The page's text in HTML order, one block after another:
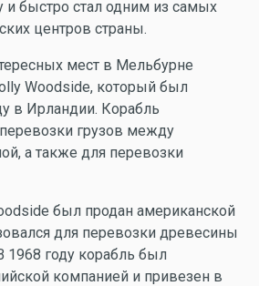
и быстро стал одним из самых
центров страны.
мест в Мельбурне
Woodside, который был
в Ирландии. Корабль
грузов между
а также для перевозки
был продан американской
для перевозки древесины
1968 году корабль был
компанией и привезен в